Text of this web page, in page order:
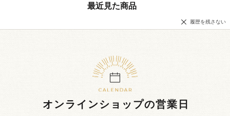
最近見た商品
履歴を残さない
オンラインショップの営業日